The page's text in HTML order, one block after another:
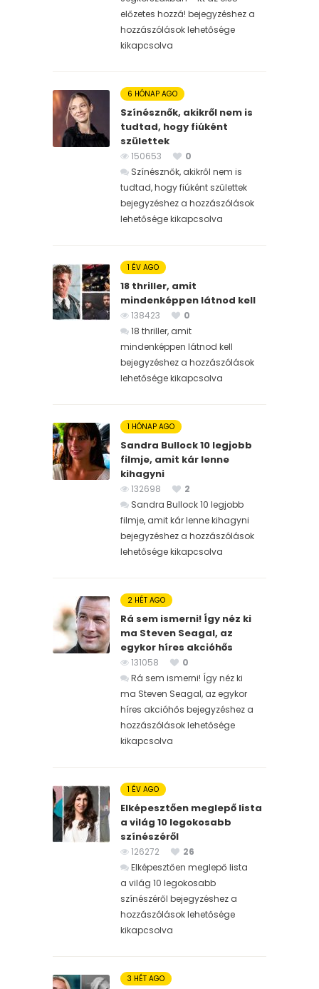
előzetes hozzá! bejegyzéshez a
hozzászólások lehetősége
kikapcsolva
6 HÓNAP AGO
Színésznők, akikről nem is
tudtad, hogy fiúként
születtek
150653
0
Színésznők, akikről nem is
tudtad, hogy fiúként születtek
bejegyzéshez a hozzászólások
lehetősége kikapcsolva
1 ÉV AGO
18 thriller, amit
mindenképpen látnod kell
138423
0
18 thriller, amit
mindenképpen látnod kell
bejegyzéshez a hozzászólások
lehetősége kikapcsolva
1 HÓNAP AGO
Sandra Bullock 10 legjobb
filmje, amit kár lenne
kihagyni
132698
2
Sandra Bullock 10 legjobb
filmje, amit kár lenne kihagyni
bejegyzéshez a hozzászólások
lehetősége kikapcsolva
2 HÉT AGO
Rá sem ismerni! Így néz ki
ma Steven Seagal, az
egykor híres akcióhős
131058
0
Rá sem ismerni! Így néz ki
ma Steven Seagal, az egykor
híres akcióhős bejegyzéshez a
hozzászólások lehetősége
kikapcsolva
1 ÉV AGO
Elképesztően meglepő lista
a világ 10 legokosabb
színészéről
126272
26
Elképesztően meglepő lista
a világ 10 legokosabb
színészéről bejegyzéshez a
hozzászólások lehetősége
kikapcsolva
3 HÉT AGO